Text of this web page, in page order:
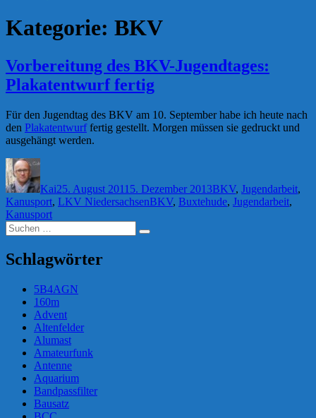
Kategorie: BKV
Vorbereitung des BKV-Jugendtages:
Plakatentwurf fertig
Für den Jugendtag des BKV am 10. September habe ich heute nach
den Plakatentwurffertig gestellt. Morgen müssen sie gedruckt und
ausgehängt werden.
Autor
Kai25. August 2011 5. Dezember 2013BKV, Jugendarbeit,
Kanusport, LKV NiedersachsenSchlagwörter
BKV, Buxtehude, Jugendarbeit,
Kanusport
Suchen
nach:
Suchen
Schlagwörter
5B4AGN
160m
Advent
Altenfelder
Alumast
Amateurfunk
Antenne
Aquarium
Bandpassfilter
Bausatz